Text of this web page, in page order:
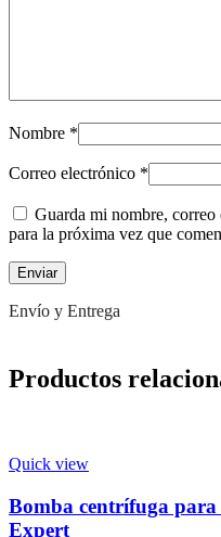
Nombre *
Correo electrónico *
Guarda mi nombre,
para la próxima vez que
Envío y Entrega
Productos
Quick view
Bomba centrífuga para
Expert